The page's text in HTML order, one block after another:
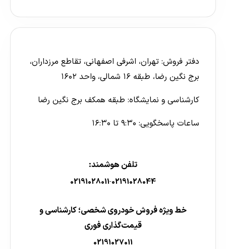
دفتر فروش: تهران، اشرفی اصفهانی، تقاطع مرزداران،
برج نگین رضا، طبقه ۱۶ شمالی، واحد ۱۶۰۲
کارشناسی و نمایشگاه: طبقه همکف برج نگین رضا
ساعات پاسخگویی: ۹:۳۰ تا ۱۶:۳۰
تلفن هوشمند:
02191028011-02191028044
خط ویژه فروش خودروی شخصی؛ کارشناسی و
قیمت‌گذاری فوری
02191027011